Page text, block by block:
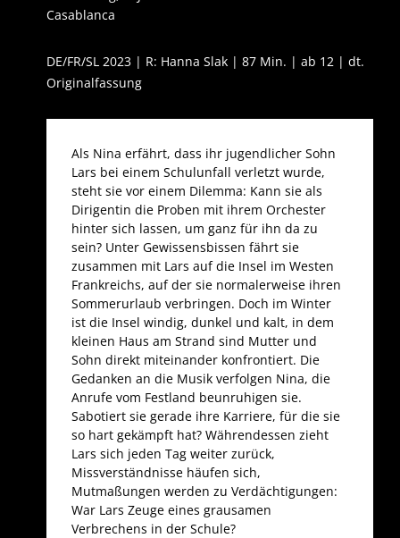
Als Nina erfährt, dass ihr jugendlicher Sohn
Lars bei einem Schulunfall verletzt wurde,
steht sie vor einem Dilemma: Kann sie als
Dirigentin die Proben mit ihrem Orchester
hinter sich lassen, um ganz für ihn da zu
sein? Unter Gewissensbissen fährt sie
zusammen mit Lars auf die Insel im Westen
Frankreichs, auf der sie normalerweise ihren
Sommerurlaub verbringen. Doch im Winter
ist die Insel windig, dunkel und kalt, in dem
kleinen Haus am Strand sind Mutter und
Sohn direkt miteinander konfrontiert. Die
Gedanken an die Musik verfolgen Nina, die
Anrufe vom Festland beunruhigen sie.
Sabotiert sie gerade ihre Karriere, für die sie
so hart gekämpft hat? Währendessen zieht
Lars sich jeden Tag weiter zurück,
Missverständnisse häufen sich,
Mutmaßungen werden zu Verdächtigungen:
War Lars Zeuge eines grausamen
Verbrechens in der Schule?
Casablanca
DE/FR/SL 2023 | R: Hanna Slak | 87 Min. | ab 12 | dt.
Originalfassung